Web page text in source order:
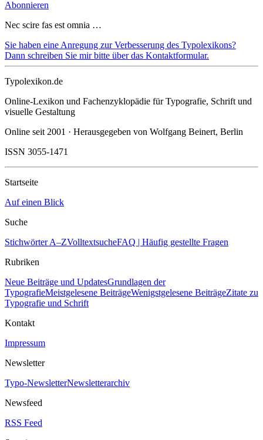
Abonnieren
Nec scire fas est omnia …
Sie haben eine Anregung zur Verbesserung des Typolexikons?
Dann schreiben Sie mir bitte über das Kontaktformular.
Typolexikon.de
Online-Lexikon und Fachenzyklopädie für Typografie, Schrift und
visuelle Gestaltung
Online seit 2001 · Herausgegeben von Wolfgang Beinert, Berlin
ISSN 3055-1471
Startseite
Auf einen Blick
Suche
Stichwörter A–ZVolltextsucheFAQ | Häufig gestellte Fragen
Rubriken
Neue Beiträge und UpdatesGrundlagen der
TypografieMeistgelesene BeiträgeWenigstgelesene BeiträgeZitate zu
Typografie und Schrift
Kontakt
Impressum
Newsletter
Typo-NewsletterNewsletterarchiv
Newsfeed
RSS Feed